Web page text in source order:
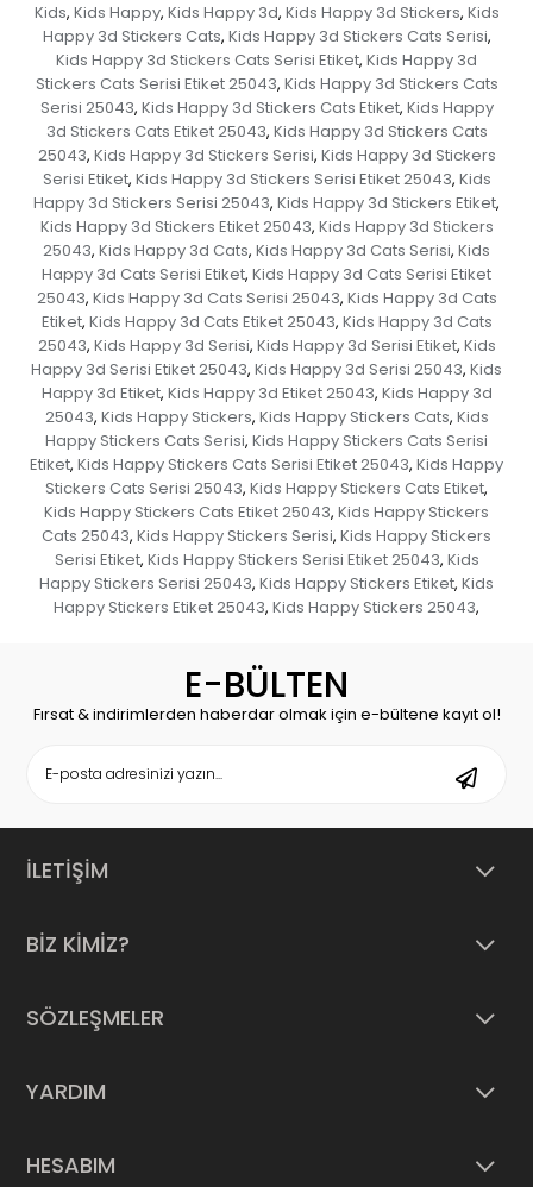
Kids, Kids Happy, Kids Happy 3d, Kids Happy 3d Stickers, Kids
Happy 3d Stickers Cats, Kids Happy 3d Stickers Cats Serisi,
Kids Happy 3d Stickers Cats Serisi Etiket, Kids Happy 3d
Stickers Cats Serisi Etiket 25043, Kids Happy 3d Stickers Cats
Serisi 25043, Kids Happy 3d Stickers Cats Etiket, Kids Happy
3d Stickers Cats Etiket 25043, Kids Happy 3d Stickers Cats
25043, Kids Happy 3d Stickers Serisi, Kids Happy 3d Stickers
Serisi Etiket, Kids Happy 3d Stickers Serisi Etiket 25043, Kids
Happy 3d Stickers Serisi 25043, Kids Happy 3d Stickers Etiket,
Kids Happy 3d Stickers Etiket 25043, Kids Happy 3d Stickers
25043, Kids Happy 3d Cats, Kids Happy 3d Cats Serisi, Kids
Happy 3d Cats Serisi Etiket, Kids Happy 3d Cats Serisi Etiket
25043, Kids Happy 3d Cats Serisi 25043, Kids Happy 3d Cats
Etiket, Kids Happy 3d Cats Etiket 25043, Kids Happy 3d Cats
25043, Kids Happy 3d Serisi, Kids Happy 3d Serisi Etiket, Kids
Happy 3d Serisi Etiket 25043, Kids Happy 3d Serisi 25043, Kids
Happy 3d Etiket, Kids Happy 3d Etiket 25043, Kids Happy 3d
25043, Kids Happy Stickers, Kids Happy Stickers Cats, Kids
Happy Stickers Cats Serisi, Kids Happy Stickers Cats Serisi
Etiket, Kids Happy Stickers Cats Serisi Etiket 25043, Kids Happy
Stickers Cats Serisi 25043, Kids Happy Stickers Cats Etiket,
Kids Happy Stickers Cats Etiket 25043, Kids Happy Stickers
Cats 25043, Kids Happy Stickers Serisi, Kids Happy Stickers
Serisi Etiket, Kids Happy Stickers Serisi Etiket 25043, Kids
Happy Stickers Serisi 25043, Kids Happy Stickers Etiket, Kids
Happy Stickers Etiket 25043, Kids Happy Stickers 25043,
E-BÜLTEN
Fırsat & indirimlerden haberdar olmak için e-bültene kayıt ol!
İLETİŞİM
BİZ KİMİZ?
SÖZLEŞMELER
YARDIM
HESABIM